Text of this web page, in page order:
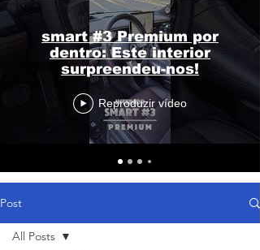
smart #3 Premium por
dentro: Este interior
surpreendeu-nos!
Reproduzir vídeo
Post
All Posts